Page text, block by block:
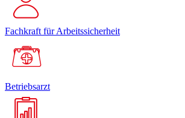
Fachkraft für Arbeitssicherheit
Betriebsarzt